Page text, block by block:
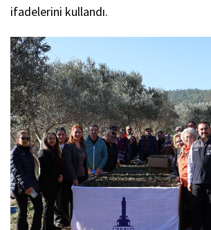
ifadelerini kullandı.